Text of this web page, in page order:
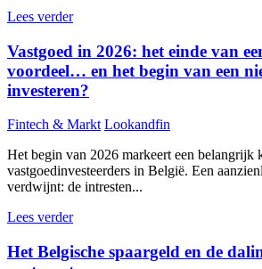
Lees verder
Vastgoed in 2026: het einde van
voordeel… en het begin van een
investeren?
Fintech & Markt Lookandfin
Het begin van 2026 markeert een belangrijk
vastgoedinvesteerders in België. Een
verdwijnt: de intresten...
Lees verder
Het Belgische spaargeld en de